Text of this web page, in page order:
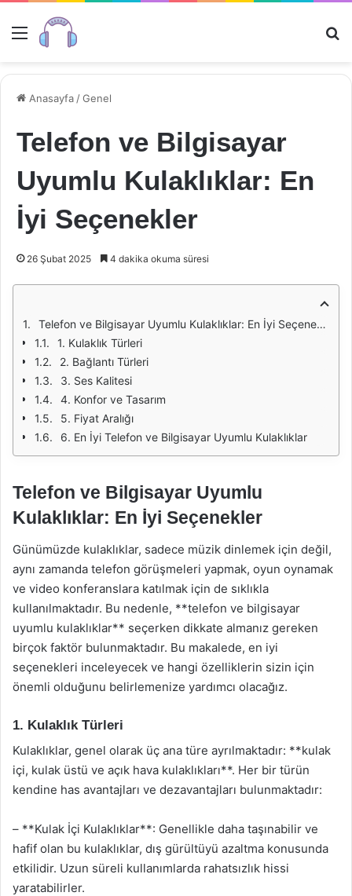
Menü
Anasayfa /Genel
Telefon ve Bilgisayar
Uyumlu Kulaklıklar: En
İyi Seçenekler
26 Şubat 2025 4 dakika okuma süresi
Telefon ve Bilgisayar Uyumlu Kulaklıklar: En İyi Seçenekler
1. Kulaklık Türleri
2. Bağlantı Türleri
3. Ses Kalitesi
4. Konfor ve Tasarım
5. Fiyat Aralığı
6. En İyi Telefon ve Bilgisayar Uyumlu Kulaklıklar
Telefon ve Bilgisayar Uyumlu
Kulaklıklar: En İyi Seçenekler
Günümüzde kulaklıklar, sadece müzik dinlemek için değil,
aynı zamanda telefon görüşmeleri yapmak, oyun oynamak
ve video konferanslara katılmak için de sıklıkla
kullanılmaktadır. Bu nedenle, **telefon ve bilgisayar
uyumlu kulaklıklar** seçerken dikkate almanız gereken
birçok faktör bulunmaktadır. Bu makalede, en iyi
seçenekleri inceleyecek ve hangi özelliklerin sizin için
önemli olduğunu belirlemenize yardımcı olacağız.
1. Kulaklık Türleri
Kulaklıklar, genel olarak üç ana türe ayrılmaktadır: **kulak
içi, kulak üstü ve açık hava kulaklıkları**. Her bir türün
kendine has avantajları ve dezavantajları bulunmaktadır:
– **Kulak İçi Kulaklıklar**: Genellikle daha taşınabilir ve
hafif olan bu kulaklıklar, dış gürültüyü azaltma konusunda
etkilidir. Uzun süreli kullanımlarda rahatsızlık hissi
yaratabilirler.